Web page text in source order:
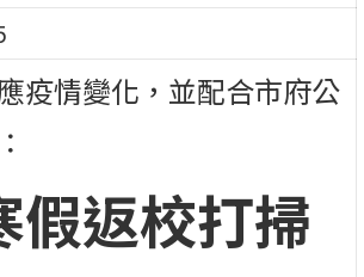
疫情變化，並配合市府公
假返校打掃